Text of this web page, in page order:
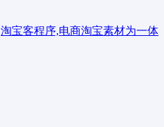
宝客程序,电商淘宝素材为一体